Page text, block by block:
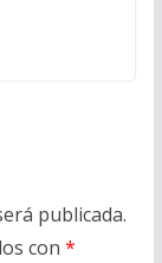
publicada.
con *